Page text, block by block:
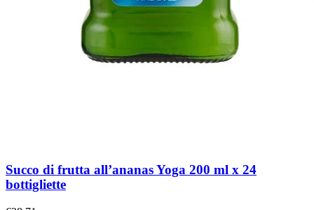
Succo di frutta all’ananas Yoga 200 ml x 24
bottigliette